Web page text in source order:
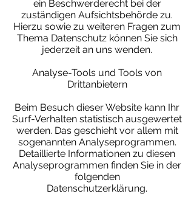
ein Beschwerderecht bei der
zuständigen Aufsichtsbehörde zu.
Hierzu sowie zu weiteren Fragen zum
Thema Datenschutz können Sie sich
jederzeit an uns wenden.
Analyse-Tools und Tools von
Drittanbietern
Beim Besuch dieser Website kann Ihr
Surf-Verhalten statistisch ausgewertet
werden. Das geschieht vor allem mit
sogenannten Analyseprogrammen.
Detaillierte Informationen zu diesen
Analyseprogrammen finden Sie in der
folgenden
Datenschutzerklärung.